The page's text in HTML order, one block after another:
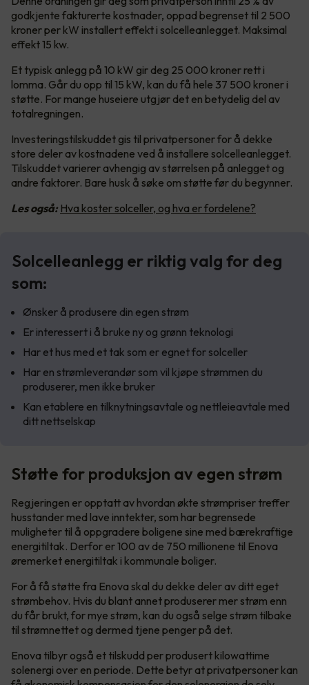
godkjente fakturerte kostnader, oppad begrenset til 2 500
kroner per kW installert effekt i solcelleanlegget. Maksimal
effekt 15 kw.
Et typisk anlegg på 10 kW gir deg 25 000 kroner rett i
lomma. Går du opp til 15 kW, kan du få hele 37 500 kroner i
støtte. For mange huseiere utgjør det en betydelig del av
totalregningen.
Investeringstilskuddet gis til privatpersoner for å dekke
store deler av kostnadene ved å installere solcelleanlegget.
Tilskuddet varierer avhengig av størrelsen på anlegget og
andre faktorer. Bare husk å søke om støtte før du begynner.
Les også: Hva koster solceller, og hva er fordelene?
Solcelleanlegg er riktig valg for deg
som:
Ønsker å produsere din egen strøm
Er interessert i å bruke ny og grønn teknologi
Har et hus med et tak som er egnet for solceller
Har en strømleverandør som vil kjøpe strømmen du
produserer, men ikke bruker
Kan etablere en tilknytningsavtale og nettleieavtale med
ditt nettselskap
Støtte for produksjon av egen strøm
Regjeringen er opptatt av hvordan økte strømpriser treffer
husstander med lave inntekter, som har begrensede
muligheter til å oppgradere boligene sine med bærekraftige
energitiltak. Derfor er 100 av de 750 millionene til Enova
øremerket energitiltak i kommunale boliger.
For å få støtte fra Enova skal du dekke deler av ditt eget
strømbehov. Hvis du blant annet produserer mer strøm enn
du får brukt, for mye strøm, kan du også selge strøm tilbake
til strømnettet og dermed tjene penger på det.
Enova tilbyr også et tilskudd per produsert kilowattime
solenergi over en periode. Dette betyr at privatpersoner kan